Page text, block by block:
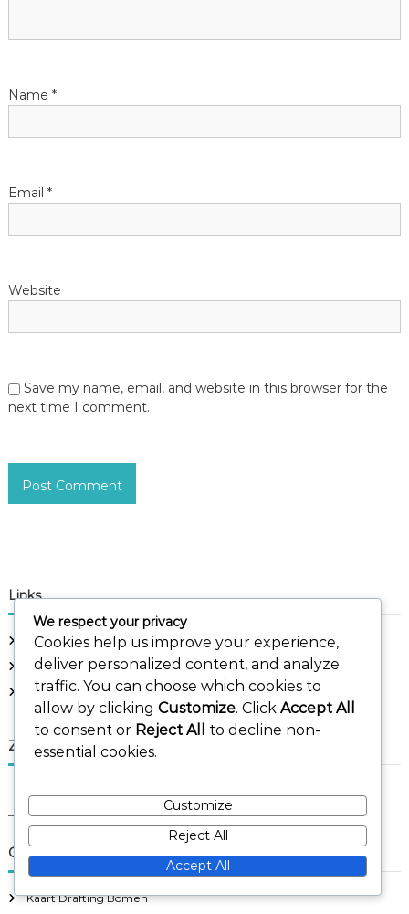
o
Name *
Email *
Website
Save my name, email, and website in this browser for the
next time I comment.
Links
Ons verhaal
Neem contact met ons op
Blogberichten
Zoeken
r
c
f
S
a
c
h
Categorieën
Kaart Drafting Bomen
We respect your privacy
Cookies help us improve your experience,
deliver personalized content, and analyze
traffic. You can choose which cookies to
allow by clicking Customize. Click Accept All
to consent or Reject All
to decline non-
essential cookies.
Customize
Reject All
Accept All